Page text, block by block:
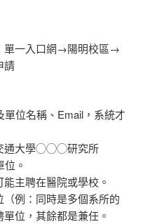
單一入口網→陽明校區→
請
位名稱、Email，系統才
通大學◯◯◯研究所
。
主聘在醫院或學校。
例：同時是多個系所的
位，其餘都是兼任。